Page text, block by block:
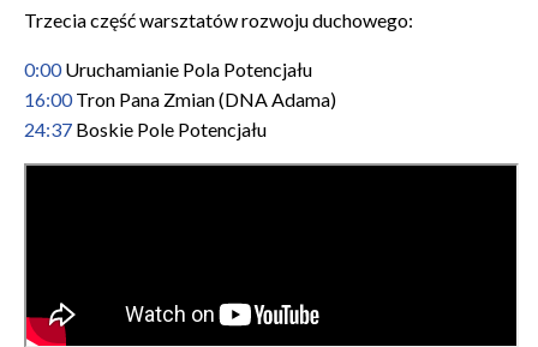
Trzecia część warsztatów rozwoju duchowego:
0:00Uruchamianie Pola Potencjału
16:00Tron Pana Zmian (DNA Adama)
24:37 Boskie Pole Potencjału